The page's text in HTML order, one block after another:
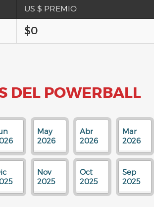
US $ PREMIO
$0
DEL POWERBALL
May
2026
Abr
2026
Mar
2026
Nov
2025
Oct
2025
Sep
2025